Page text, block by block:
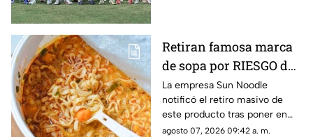
Retiran famosa marca
de sopa por RIESGO de
alergia; autoridades
piden no consumir el
producto
La empresa Sun Noodle
notificó el retiro masivo de
este producto tras poner en
riesgo a una parte de la
agosto 07, 2026 09:42 a. m.